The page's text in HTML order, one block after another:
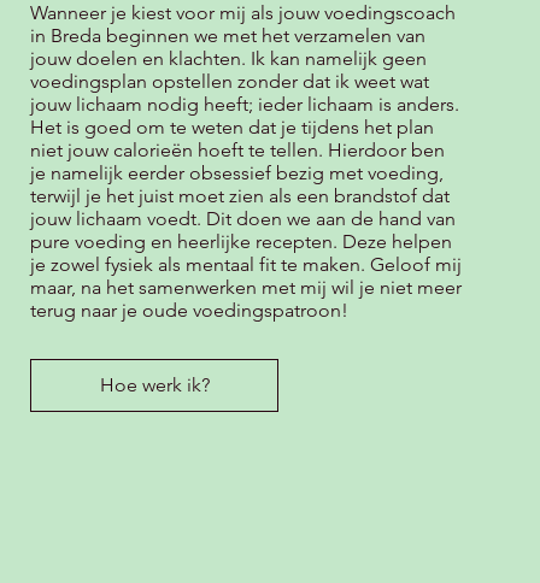
Wanneer je kiest voor mij als jouw voedingscoach
in Breda beginnen we met het verzamelen van
jouw doelen en klachten. Ik kan namelijk geen
voedingsplan opstellen zonder dat ik weet wat
jouw lichaam nodig heeft; ieder lichaam is anders.
Het is goed om te weten dat je tijdens het plan
niet jouw calorieën hoeft te tellen. Hierdoor ben
je namelijk eerder obsessief bezig met voeding,
terwijl je het juist moet zien als een brandstof dat
jouw lichaam voedt. Dit doen we aan de hand van
pure voeding en heerlijke recepten. Deze helpen
je zowel fysiek als mentaal fit te maken. Geloof mij
maar, na het samenwerken met mij wil je niet meer
terug naar je oude voedingspatroon!
Hoe werk ik?